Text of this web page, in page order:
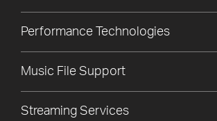
Performance Technologies
Music File Support
Streaming Services